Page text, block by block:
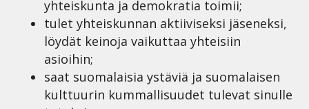
yhteiskunta ja demokratia toimii;
tulet yhteiskunnan aktiiviseksi jäseneksi,
löydät keinoja vaikuttaa yhteisiin
asioihin;
saat suomalaisia ystäviä ja suomalaisen
kulttuurin kummallisuudet tulevat sinulle